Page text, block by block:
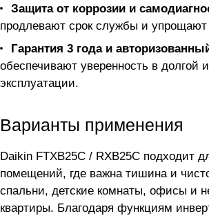
Защита от коррозии и
продлевают срок службы и
Гарантия 3 года и
обеспечивают уверенность в долгой
эксплуатации.
Варианты применения
Daikin FTXB25C / RXB25C подходит
помещений, где важна тишина и
спальни, детские комнаты, офисы и
квартиры. Благодаря функциям